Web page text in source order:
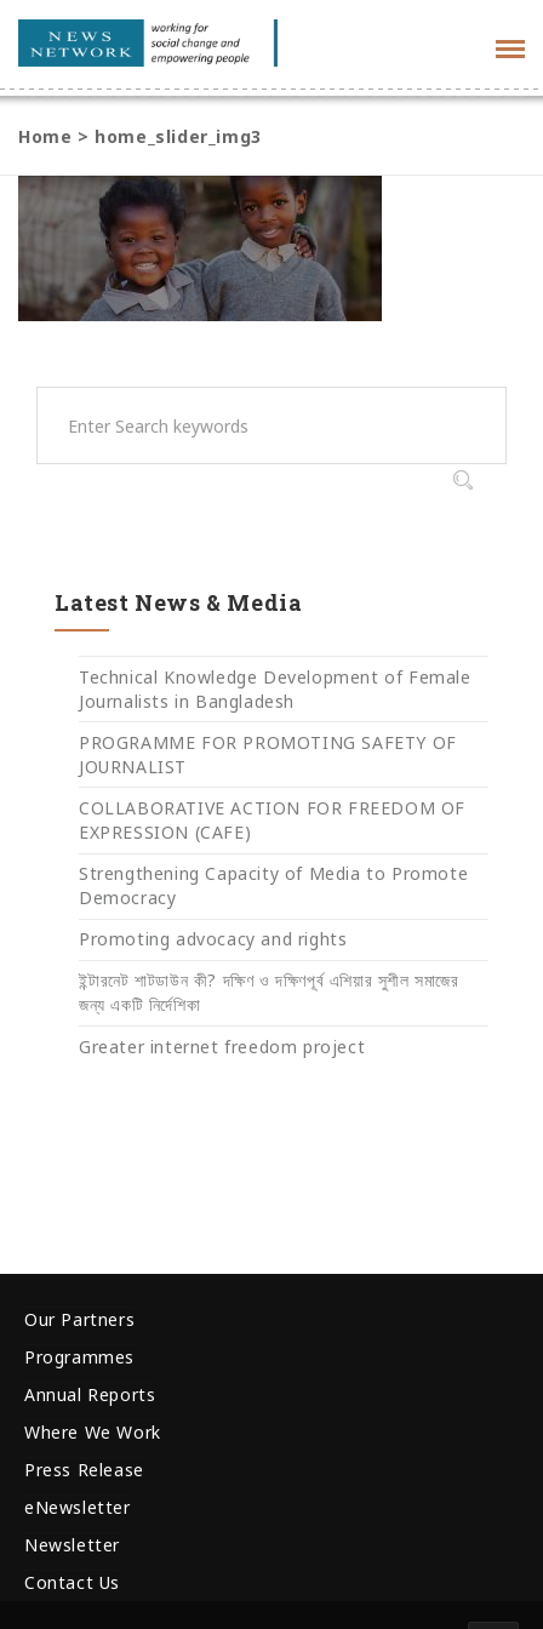
Home > home_slider_img3
Latest News & Media
Technical Knowledge Development of Female
Journalists in Bangladesh
PROGRAMME FOR PROMOTING SAFETY OF
JOURNALIST
COLLABORATIVE ACTION FOR FREEDOM OF
EXPRESSION (CAFE)
Strengthening Capacity of Media to Promote
Democracy
Promoting advocacy and rights
ইন্টারনেট শাটডাউন কী? দক্ষিণ ও দক্ষিণপূর্ব এশিয়ার সুশীল সমাজের
জন্য একটি নির্দেশিকা
Greater internet freedom project
Our Partners
Programmes
Annual Reports
Where We Work
Press Release
eNewsletter
Newsletter
Contact Us